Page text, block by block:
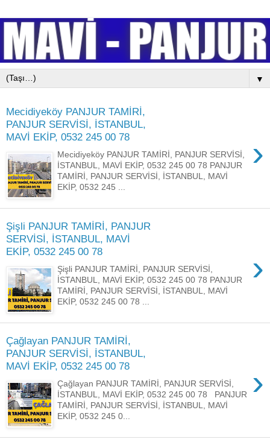
▼
Mecidiyeköy PANJUR TAMİRİ,
PANJUR SERVİSİ, İSTANBUL,
MAVİ EKİP, 0532 245 00 78
›
Mecidiyeköy PANJUR TAMİRİ, PANJUR SERVİSİ,
İSTANBUL, MAVİ EKİP, 0532 245 00 78 PANJUR
TAMİRİ, PANJUR SERVİSİ, İSTANBUL, MAVİ
EKİP, 0532 245 ...
Şişli PANJUR TAMİRİ, PANJUR
SERVİSİ, İSTANBUL, MAVİ
EKİP, 0532 245 00 78
›
Şişli PANJUR TAMİRİ, PANJUR SERVİSİ,
İSTANBUL, MAVİ EKİP, 0532 245 00 78 PANJUR
TAMİRİ, PANJUR SERVİSİ, İSTANBUL, MAVİ
EKİP, 0532 245 00 78 ...
Çağlayan PANJUR TAMİRİ,
PANJUR SERVİSİ, İSTANBUL,
MAVİ EKİP, 0532 245 00 78
›
Çağlayan PANJUR TAMİRİ, PANJUR SERVİSİ,
İSTANBUL, MAVİ EKİP, 0532 245 00 78 PANJUR
TAMİRİ, PANJUR SERVİSİ, İSTANBUL, MAVİ
EKİP, 0532 245 0...